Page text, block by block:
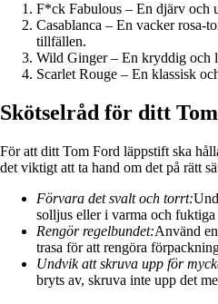
F*ck Fabulous – En djärv och
Casablanca – En vacker rosa-
tillfällen.
Wild Ginger – En kryddig och
Scarlet Rouge – En klassisk
Skötselråd för ditt
För att ditt Tom Ford läppstift ska
det viktigt att ta hand om det på rätt
Förvara det svalt och torrt:
solljus eller i varma och
Rengör regelbundet:Använd
trasa för att rengöra
Undvik att skruva upp för
bryts av, skruva inte upp det